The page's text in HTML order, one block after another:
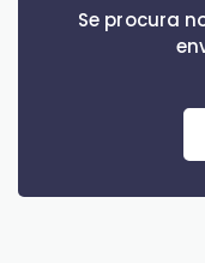
Se procura